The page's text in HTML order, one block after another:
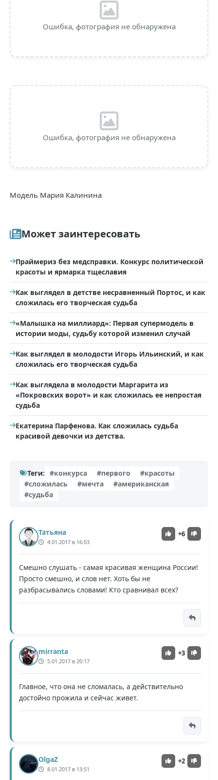
Ошибка, фотография не обнаружена
Ошибка, фотография не обнаружена
Модель Мария Калинина
Может заинтересовать
Праймериз без медсправки. Конкурс политической
красоты и ярмарка тщеславия
Как выглядел в детстве несравненный Портос, и как
сложилась его творческая судьба
«Малышка на миллиард»: Первая супермодель в
истории моды, судьбу которой изменил случай
Как выглядел в молодости Игорь Ильинский, и как
сложилась его творческая судьба
Как выглядела в молодости Маргарита из
«Покровских ворот» и как сложилась ее непростая
судьба
Екатерина Парфенова. Как сложилась судьба
красивой девочки из детства.
Теги: #конкурса #первого
#красоты
#сложилась
#мечта
#американская
#судьба
Татьяна
4.01.2017 в 16:03
+6
Смешно слушать - самая красивая женщина России!
Просто смешно, и слов нет. Хоть бы не
разбрасывались словами! Кто сравнивал всех?
mirranta
5.01.2017 в 20:17
+3
Главное, что она не сломалась, а действительно
достойно прожила и сейчас живет.
OlgaZ
8.01.2017 в 13:51
+2